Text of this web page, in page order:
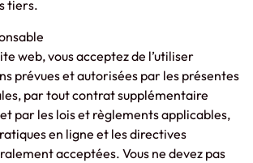
tiers.
web, vous acceptez de l’utiliser
prévues et autorisées par les présentes
par tout contrat supplémentaire
par les lois et règlements applicables,
en ligne et les directives
acceptées. Vous ne devez pas